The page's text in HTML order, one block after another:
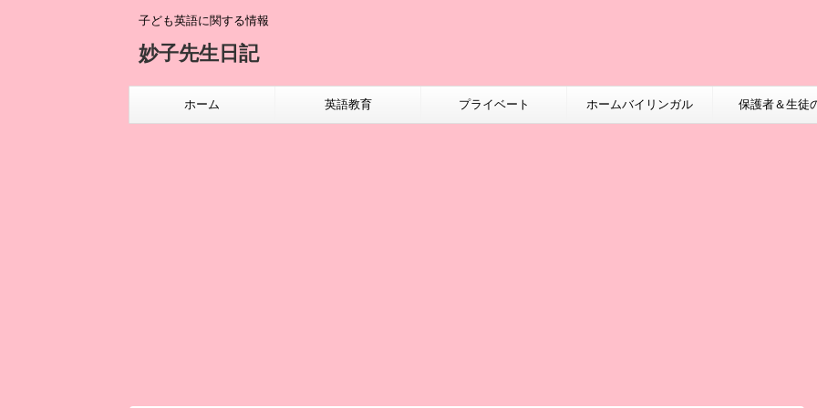
子ども英語に関する情報
妙子先生日記
ホーム 英語教育 プライベート ホームバイリンガル 保護者＆生徒